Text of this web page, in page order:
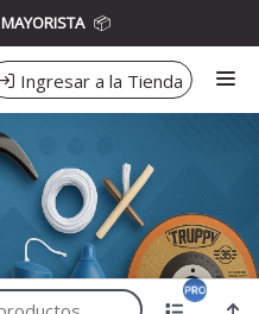
MAYORISTA 📦
Ingresar a la Tienda